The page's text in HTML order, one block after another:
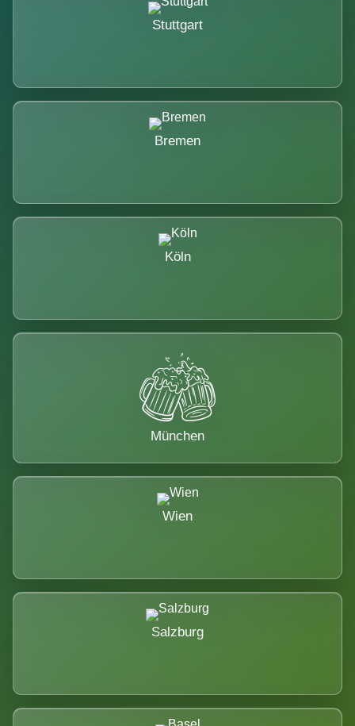
Stuttgart
Bremen
Köln
München
Wien
Salzburg